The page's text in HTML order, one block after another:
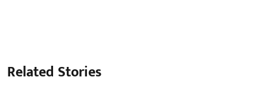
Related Stories